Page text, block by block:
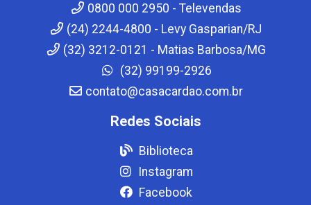
0800 000 2950 - Televendas
(24) 2244-4800 - Levy Gasparian/RJ
(32) 3212-0121 - Matias Barbosa/MG
(32) 99199-2926
contato@casacardao.com.br
Redes Sociais
Biblioteca
Instagram
Facebook